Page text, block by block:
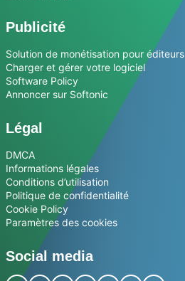
Publicité
Solution de monétisation pour éditeurs
Charger et gérer votre logiciel
Software Policy
Annoncer sur Softonic
Légal
DMCA
Informations légales
Conditions d’utilisation
Politique de confidentialité
Cookie Policy
Paramètres des cookies
Social media